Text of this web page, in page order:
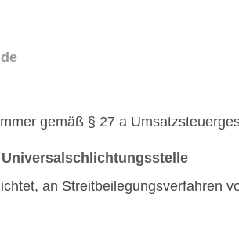
gemäß § 27 a
an Streitbeilegungsverfahren